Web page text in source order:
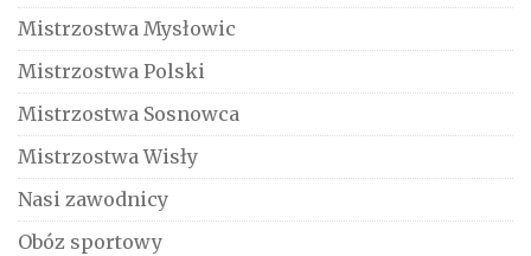
Mistrzostwa Mysłowic
Mistrzostwa Polski
Mistrzostwa Sosnowca
Mistrzostwa Wisły
Nasi zawodnicy
Obóz sportowy